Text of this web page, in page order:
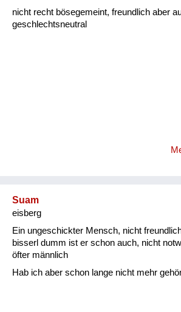
nicht recht bösegemeint, freundlich aber
geschlechtsneutral
Suam
eisberg
Ein ungeschickter Mensch, nicht
bisserl dumm ist er schon auch, nicht
öfter männlich
Hab ich aber schon lange nicht mehr